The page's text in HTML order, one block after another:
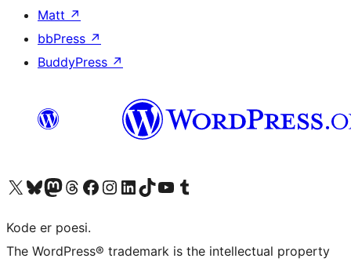
Matt ↗
bbPress ↗
BuddyPress ↗
Besøg vores X (tidligere Twitter) konto
Besøg vores Bluesky-konto
Besøg vores Mastodon konto
Besøg vores Threads-konto
Besøg vores Facebook sideBesøg vores Instagram konto
Besøg vores LinkedIn konto
Besøg vores TikTok-konto
Besøg vores YouTube-kanalBesøg vores Tumblr-konto
Kode er poesi.
The WordPress® trademark is the intellectual property